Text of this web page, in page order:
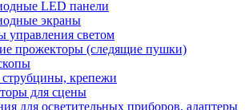
LED панели
экраны
управления светом
прожекторы (следящие пушки)
крепежи
для сцены
для осветительных приборов, адаптеры